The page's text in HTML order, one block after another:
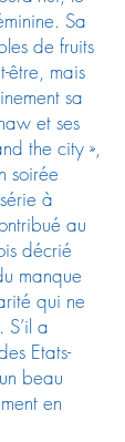
Sa
de fruits
être, mais
sa
et ses
the city »,
soirée
à
au
décrié
manque
qui ne
S’il a
Etats-
beau
en